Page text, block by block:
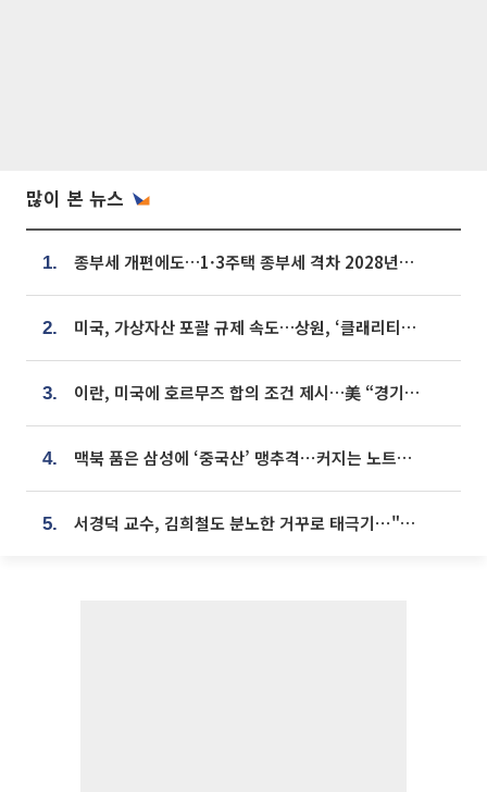
많이 본 뉴스
1. 종부세 개편에도…1·3주택 종부세 격차 2028년부터 확대
2. 미국, 가상자산 포괄 규제 속도…상원, ‘클래리티법’ 9월 절차투표 추진
3. 이란, 미국에 호르무즈 합의 조건 제시…美 “경기 아직 안 끝나” [종합]
4. 맥북 품은 삼성에 ‘중국산’ 맹추격⋯커지는 노트북 OLED 시장
5. 서경덕 교수, 김희철도 분노한 거꾸로 태극기⋯"엉터리는 아냐, 아쉬울 뿐"